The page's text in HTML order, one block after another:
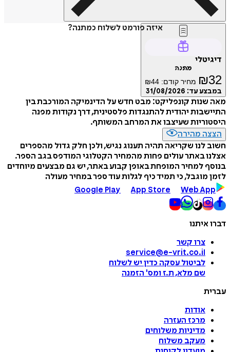
איזה פורמט לשלוח כמתנה?
דיגיטלי
מתנה
₪32 מחיר קודם: ₪44
במבצע עד: 31/08/2026
מאה שנות קונפליקט: מבט חדש על הדינמיקה המורכבת בין
התיישבות יהודית להתנגדות פלסטינית, דרך נקודות מפנה
היסטוריות שעיצבו את המרחב המשותף.
הצצה מהירה
חשוב לנו שקריאה תהיה תענוג נגיש, ולכן חלק גדול מהספרים
אצלנו באתר עולים פחות מהמחיר הקטלוגי המודפס בגב הספר.
בנוסף למחיר המופחת באופן קבוע באתר, יש גם מבצעים מיוחדים
לזמן מוגבל, כי תמיד כיף לגלות עוד ספר במחיר מעולה
Google Play
App Store Web App
דברו איתנו
צרו קשר
service@e-vrit.co.il
לביטול עסקה כדין יש לשלוח
שם מלא, ת.ז ומס' הזמנה
עברית
אודות
מרכז העזרה
מדיניות משלוחים
מעקב משלוח